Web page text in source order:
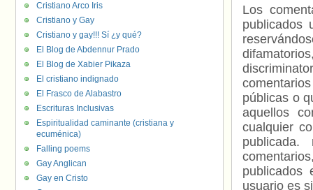
Los
publicados
públicas o
aquellos
cualquier
usuario es
Cristiano Arco Iris
Cristiano y Gay
Cristiano y gay!!! Sí ¿y qué?
El Blog de Abdennur Prado
El Blog de Xabier Pikaza
El cristiano indignado
El Frasco de Alabastro
Escrituras Inclusivas
Espiritualidad caminante (cristiana y
ecuménica)
Falling poems
Gay Anglican
Gay en Cristo